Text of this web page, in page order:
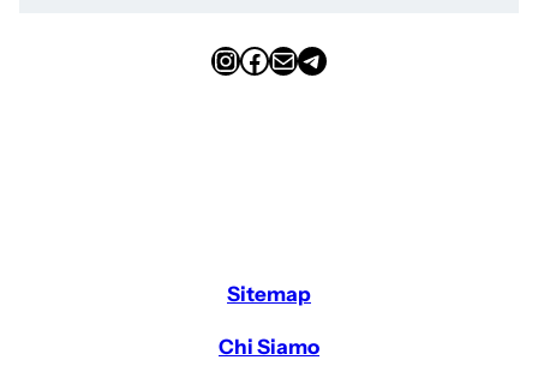
InstagramFacebook Email Telegram
Sitemap
Chi Siamo